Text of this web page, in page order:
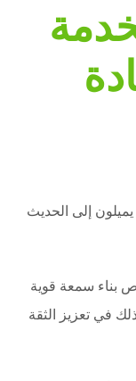
إلى الحديث
بناء سمعة قوية
في تعزيز الثقة